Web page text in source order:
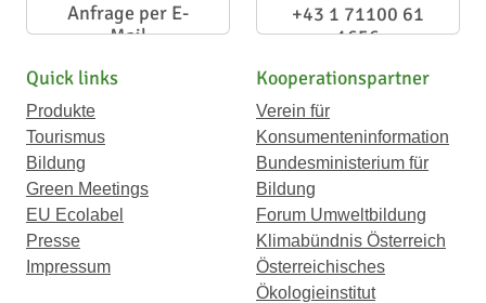
Anfrage per E-
Mail
+43 1 71100 61
1656
Quick links
Produkte
Tourismus
Bildung
Green Meetings
EU Ecolabel
Presse
Impressum
Kooperationspartner
Verein für
Konsumenteninformation
Bundesministerium für
Bildung
Forum Umweltbildung
Klimabündnis Österreich
Österreichisches
Ökologieinstitut